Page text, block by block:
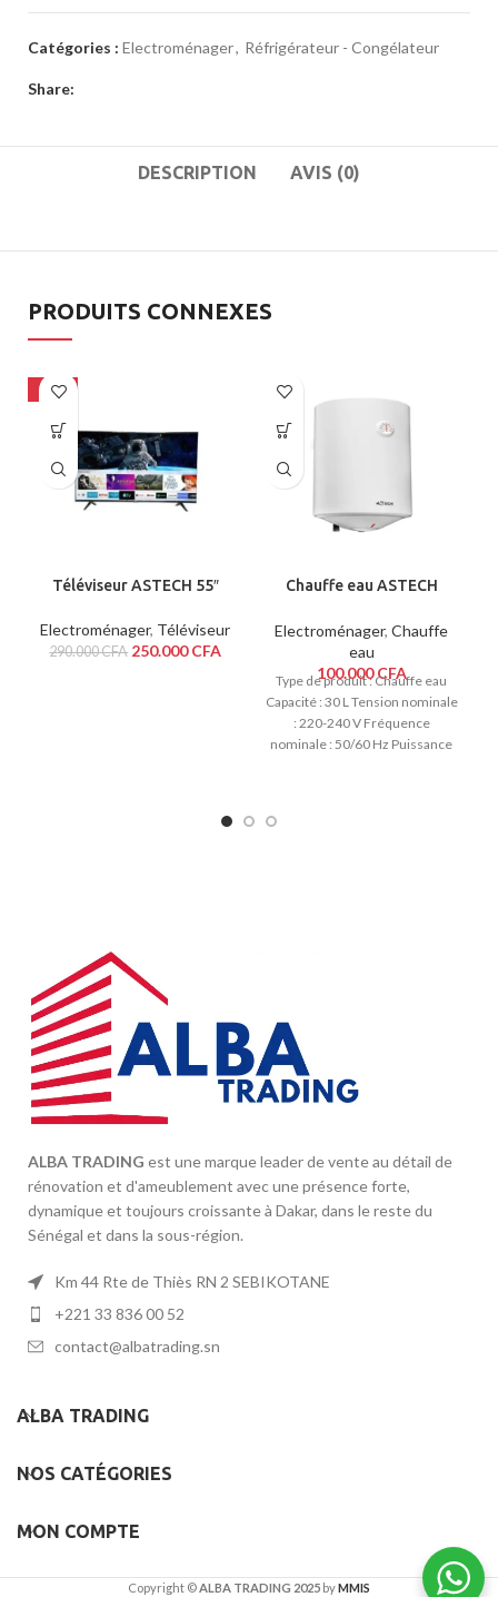
Catégories : Electroménager, Réfrigérateur - Congélateur
Share:
DESCRIPTION AVIS (0)
PRODUITS CONNEXES
-14%
Téléviseur ASTECH 55″
Electroménager, Téléviseur
290.000CFA 250.000CFA
Chauffe eau ASTECH
Electroménager,Chauffe
eau
100.000CFA
Type de produit : Chauffe eau
Capacité : 30 L Tension nominale
: 220-240 V Fréquence
nominale : 50/60 Hz Puissance
ALBA TRADING est une marque leader de vente au détail de
rénovation et d'ameublement avec une présence forte,
dynamique et toujours croissante à Dakar, dans le reste du
Sénégal et dans la sous-région.
Km 44 Rte de Thiès RN 2 SEBIKOTANE
+221 33 836 00 52
contact@albatrading.sn
ALBA TRADING
NOS CATÉGORIES
MON COMPTE
Copyright ©ALBA TRADING 2025 byMMIS